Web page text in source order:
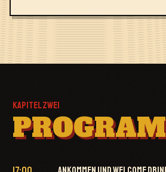
KAPITEL ZWEI